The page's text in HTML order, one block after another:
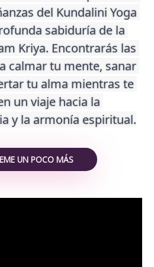
del Kundalini Yoga
sabiduría de la
Kriya. Encontrarás las
calmar tu mente, sanar
tu alma mientras te
un viaje hacia la
y la armonía espiritual.
UN POCO MÁS